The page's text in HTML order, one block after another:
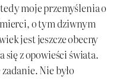
moje przemyślenia o
o tym dziwnym
jest jeszcze obecny
się z opowieści świata.
Nie było